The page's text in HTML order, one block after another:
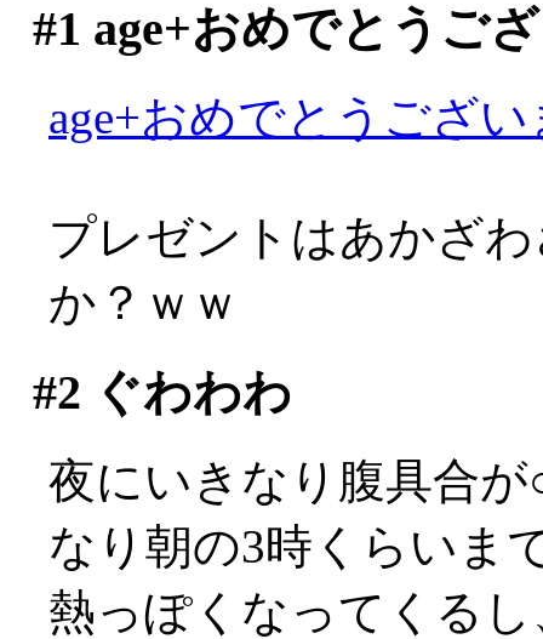
#1 age+おめでとうご
age+おめでとうござ
プレゼントはあかざ
か？ｗｗ
#2 ぐわわわ
夜にいきなり腹具合
なり朝の3時くらいま
熱っぽくなってくる